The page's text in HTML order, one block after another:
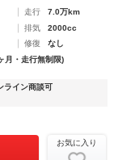
走行
7.0万km
排気
2000cc
修復
なし
月・走行無制限)
ライン商談可
お気に入り